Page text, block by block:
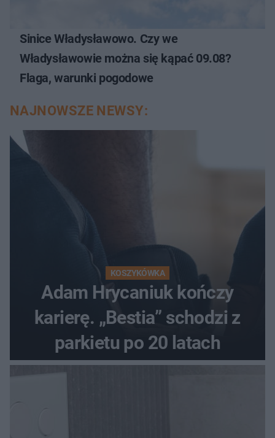
Sinice Władysławowo. Czy we
Władysławowie można się kąpać 09.08?
Flaga, warunki pogodowe
NAJNOWSZE NEWSY:
KOSZYKÓWKA
Adam Hrycaniuk kończy
karierę. „Bestia” schodzi z
parkietu po 20 latach